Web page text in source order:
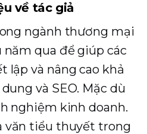
về tác giả
ngành thương mại
qua để giúp các
và nâng cao khả
và SEO. Mặc dù
nghiệm kinh doanh.
văn tiểu thuyết trong